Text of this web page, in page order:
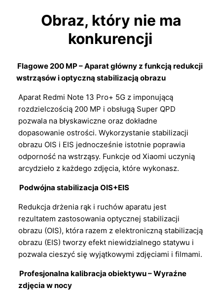
Obraz, który nie ma
konkurencji
Flagowe 200 MP – Aparat główny z funkcją redukcji
wstrząsów i optyczną stabilizacją obrazu
Aparat Redmi Note 13 Pro+ 5G z imponującą
rozdzielczością 200 MP i obsługą Super QPD
pozwala na błyskawiczne oraz dokładne
dopasowanie ostrości. Wykorzystanie stabilizacji
obrazu OIS i EIS jednocześnie istotnie poprawia
odporność na wstrząsy. Funkcje od Xiaomi uczynią
arcydzieło z każdego zdjęcia, które wykonasz.
Podwójna stabilizacja OIS+EIS
Redukcja drżenia rąk i ruchów aparatu jest
rezultatem zastosowania optycznej stabilizacji
obrazu (OIS), która razem z elektroniczną stabilizacją
obrazu (EIS) tworzy efekt niewidzialnego statywu i
pozwala cieszyć się wyjątkowymi zdjęciami i filmami.
Profesjonalna kalibracja obiektywu – Wyraźne
zdjęcia w nocy